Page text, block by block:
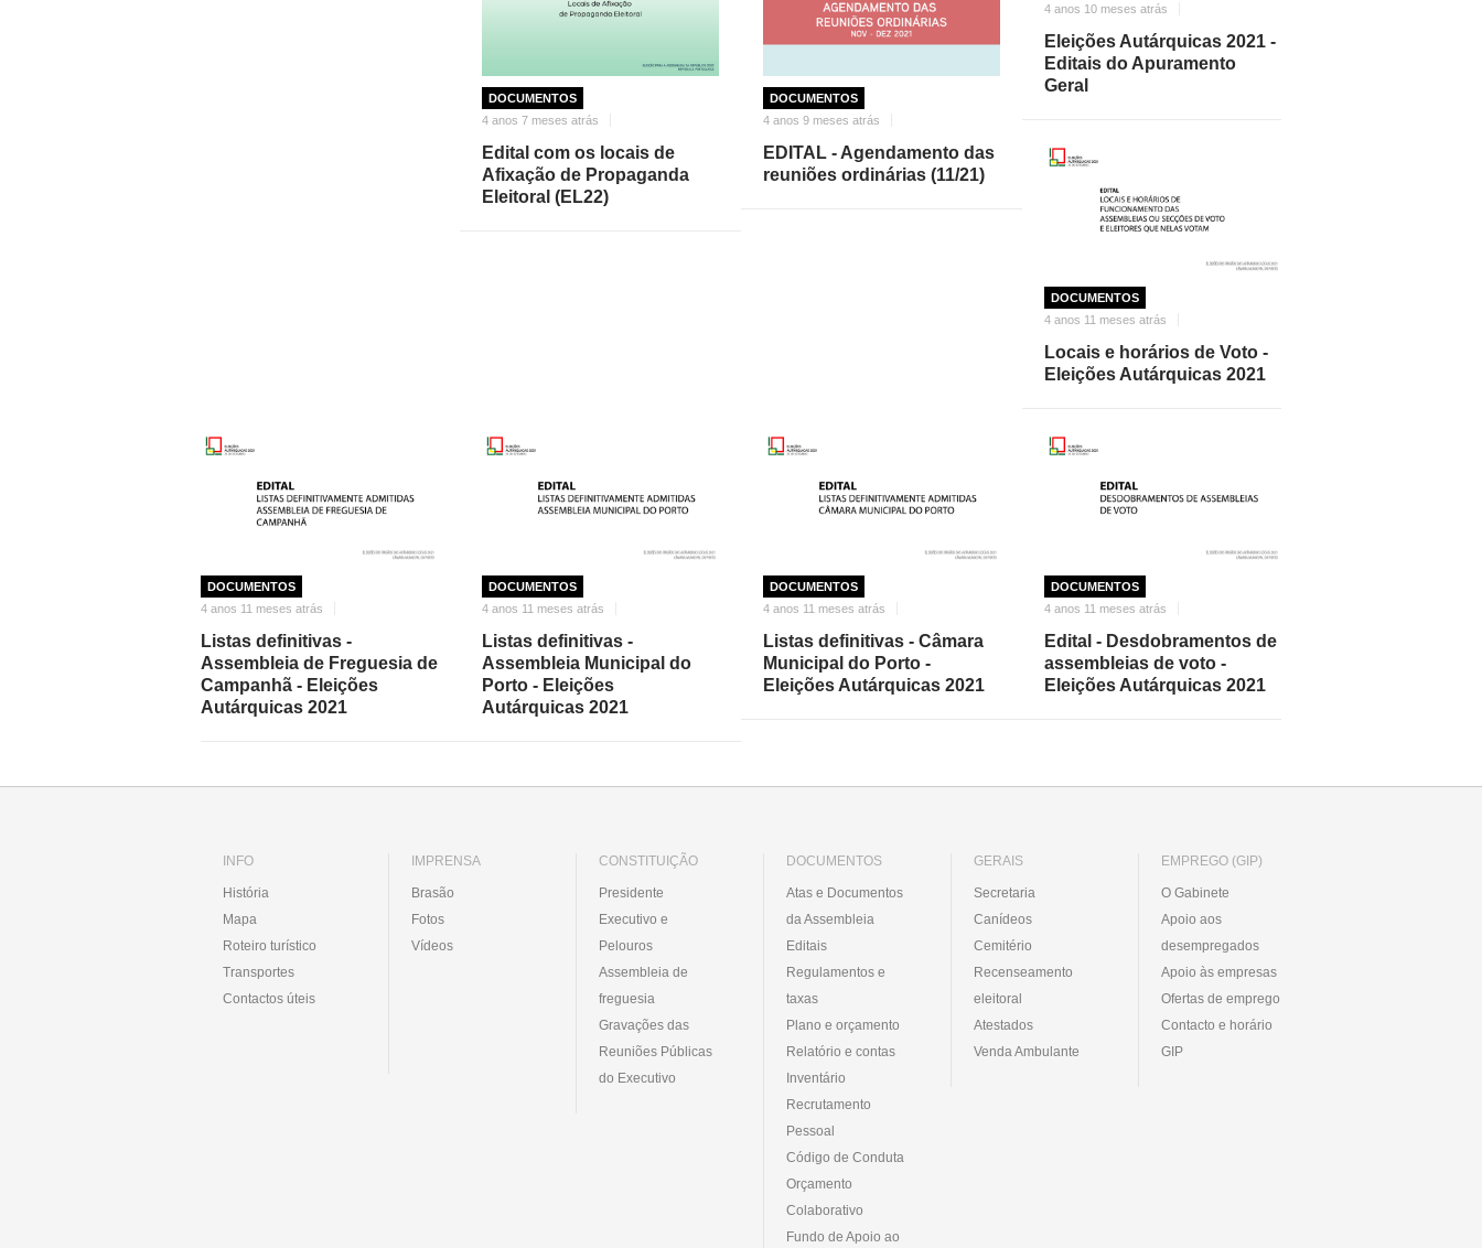
DOCUMENTOS
4 anos 7 meses atrás
Edital com os locais de
Afixação de Propaganda
Eleitoral (EL22)
DOCUMENTOS
4 anos 9 meses atrás
EDITAL - Agendamento das
reuniões ordinárias (11/21)
4 anos 10 meses atrás
Eleições Autárquicas 2021 -
Editais do Apuramento
Geral
DOCUMENTOS
4 anos 11 meses atrás
Locais e horários de Voto -
Eleições Autárquicas 2021
DOCUMENTOS
4 anos 11 meses atrás
Listas definitivas -
Assembleia de Freguesia de
Campanhã - Eleições
Autárquicas 2021
DOCUMENTOS
4 anos 11 meses atrás
Listas definitivas -
Assembleia Municipal do
Porto - Eleições
Autárquicas 2021
DOCUMENTOS
4 anos 11 meses atrás
Listas definitivas - Câmara
Municipal do Porto -
Eleições Autárquicas 2021
DOCUMENTOS
4 anos 11 meses atrás
Edital - Desdobramentos de
assembleias de voto -
Eleições Autárquicas 2021
INFO
História
Mapa
Roteiro turístico
Transportes
Contactos úteis
IMPRENSA
Brasão
Fotos
Vídeos
CONSTITUIÇÃO
Presidente
Executivo e
Pelouros
Assembleia de
freguesia
Gravações das
Reuniões Públicas
do Executivo
DOCUMENTOS
Atas e Documentos
da Assembleia
Editais
Regulamentos e
taxas
Plano e orçamento
Relatório e contas
Inventário
Recrutamento
Pessoal
Código de Conduta
Orçamento
Colaborativo
Fundo de Apoio ao
GERAIS
Secretaria
Canídeos
Cemitério
Recenseamento
eleitoral
Atestados
Venda Ambulante
EMPREGO (GIP)
O Gabinete
Apoio aos
desempregados
Apoio às empresas
Ofertas de emprego
Contacto e horário
GIP